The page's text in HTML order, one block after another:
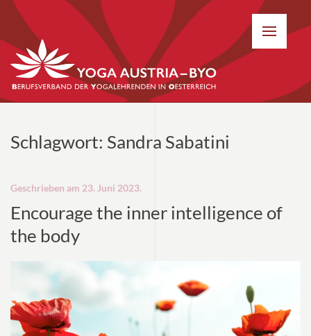
Schlagwort: Sandra Sabatini
Geschrieben am 23. Juni 2023.
Encourage the inner intelligence of
the body